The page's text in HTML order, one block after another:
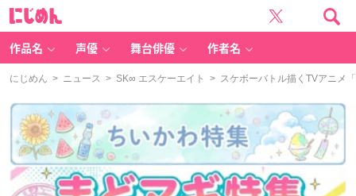
作品名 声優 舞台俳優 作者名
にじめん > ニュース > SK∞ エスケーエイト > スケボーバトル描くTVアニメ